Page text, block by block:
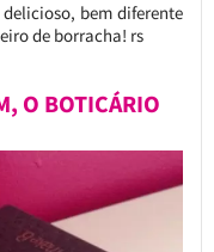
bem diferente
de borracha! rs
O BOTICÁRIO